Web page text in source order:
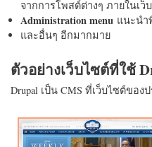
จากการโพสต์ต่างๆ ภายในเว็บ
Administration menu แนะนำ
และอื่นๆ อีกมากมาย
ตัวอย่างเว็บไซต์ที่ใช้
Drupal เป็น CMS ที่เว็บไซต์ของ